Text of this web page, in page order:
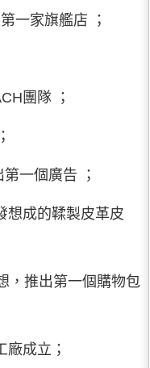
一家旗艦店 ；
團隊 ；
一個廣告 ；
想成的鞣製皮革皮
，推出第一個購物包
成立；